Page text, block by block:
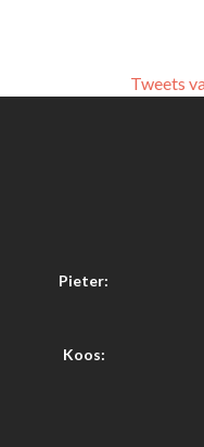
Tweets
Pieter:
Koos: